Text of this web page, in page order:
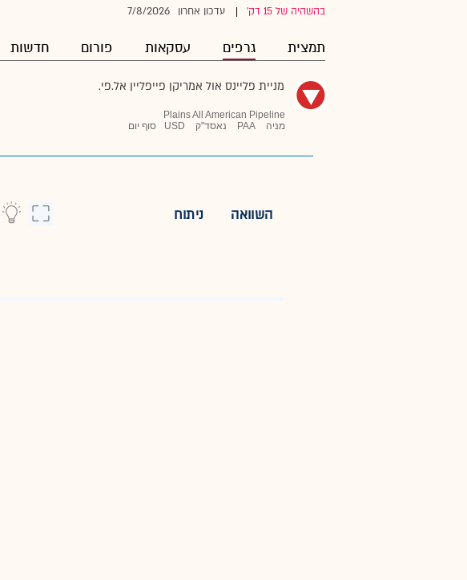
בהשהיה של 15 דק' עדכון אחרון 7/8/2026
תמצית גרפים עסקאות פורום חדשות
מניית פליינס אול אמריקן פייפליין אל.פי.
Plains All American Pipeline
מניה
PAA נאסד"ק USD סוף יום
השוואה ניתוח